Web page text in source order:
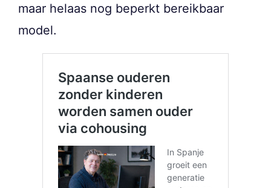
maar helaas nog beperkt bereikbaar
model.